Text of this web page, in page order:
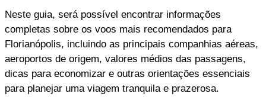
Neste guia, será possível encontrar informações
completas sobre os voos mais recomendados para
Florianópolis, incluindo as principais companhias aéreas,
aeroportos de origem, valores médios das passagens,
dicas para economizar e outras orientações essenciais
para planejar uma viagem tranquila e prazerosa.